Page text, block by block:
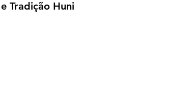
Tradição Huni